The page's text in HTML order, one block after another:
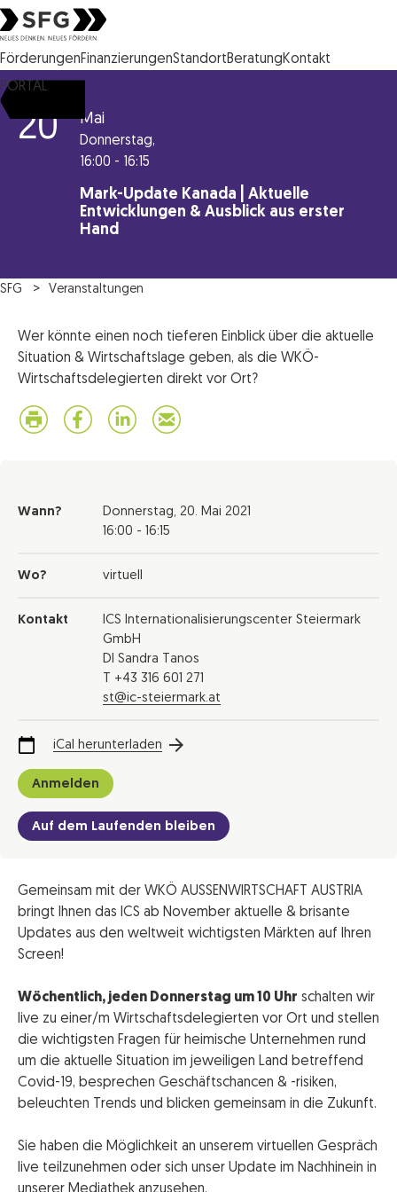
Steirische Wirtschaftsförderungsgesellschaft mbH SFG Logo
FörderungenFinanzierungenStandortBeratungKontakt
PORTAL
20 Mai
Donnerstag,
16:00 - 16:15
Mark-Update Kanada | Aktuelle
Entwicklungen & Ausblick aus erster
Hand
SFG Veranstaltungen
Wer könnte einen noch tieferen Einblick über die aktuelle
Situation & Wirtschaftslage geben, als die WKÖ-
Wirtschaftsdelegierten direkt vor Ort?
Wann? Donnerstag, 20. Mai 2021
16:00 - 16:15
Wo? virtuell
Kontakt
ICS Internationalisierungscenter Steiermark
GmbH
DI Sandra Tanos
T +43 316 601 271
st@ic-steiermark.at
iCal herunterladen
Anmelden
Auf dem Laufenden bleiben
Gemeinsam mit der WKÖ AUSSENWIRTSCHAFT AUSTRIA
bringt Ihnen das ICS ab November aktuelle & brisante
Updates aus den weltweit wichtigsten Märkten auf Ihren
Screen!
Wöchentlich, jeden Donnerstag um 10 Uhr schalten wir
live zu einer/m Wirtschaftsdelegierten vor Ort und stellen
die wichtigsten Fragen für heimische Unternehmen rund
um die aktuelle Situation im jeweiligen Land betreffend
Covid-19, besprechen Geschäftschancen & -risiken,
beleuchten Trends und blicken gemeinsam in die Zukunft.
Sie haben die Möglichkeit an unserem virtuellen Gespräch
live teilzunehmen oder sich unser Update im Nachhinein in